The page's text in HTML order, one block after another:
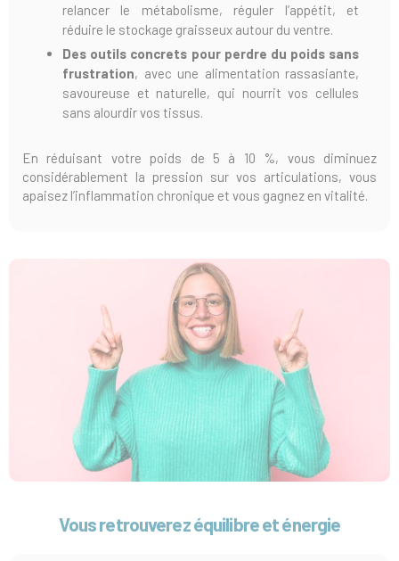
relancer le métabolisme, réguler l’appétit, et
réduire le stockage graisseux autour du ventre.
Des outils concrets pour perdre du poids sans
frustration, avec une alimentation rassasiante,
savoureuse et naturelle, qui nourrit vos cellules
sans alourdir vos tissus.
En réduisant votre poids de 5 à 10 %, vous diminuez
considérablement la pression sur vos articulations, vous
apaisez l’inflammation chronique et vous gagnez en vitalité.
Vous retrouverez équilibre et énergie